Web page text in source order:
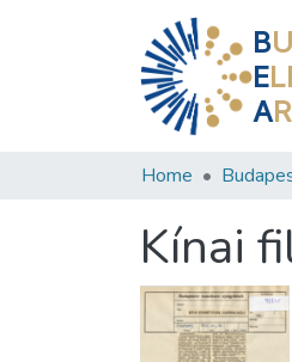
B
E
A
Home
Kínai